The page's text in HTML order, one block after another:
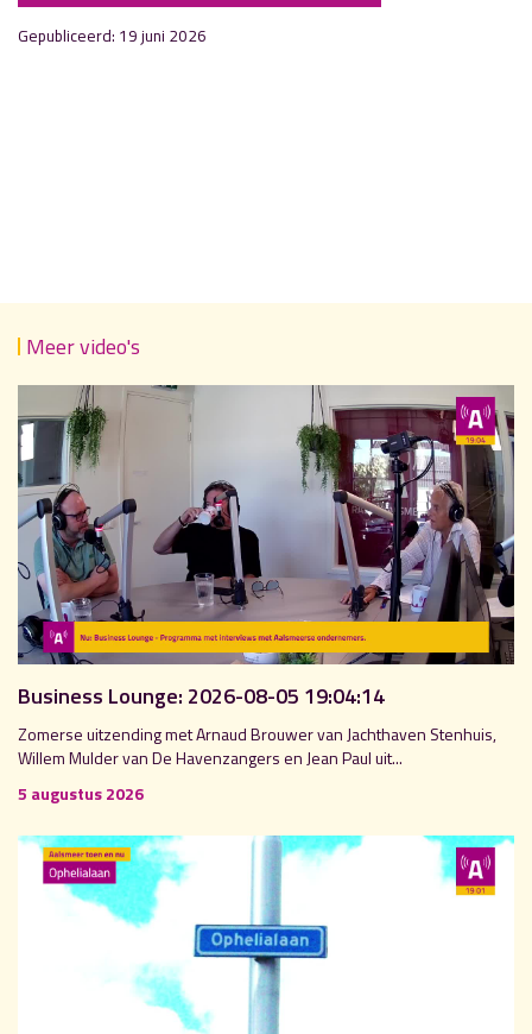
Gepubliceerd: 19 juni 2026
Meer video's
Business Lounge: 2026-08-05 19:04:14
Zomerse uitzending met Arnaud Brouwer van Jachthaven Stenhuis,
Willem Mulder van De Havenzangers en Jean Paul uit...
5 augustus 2026